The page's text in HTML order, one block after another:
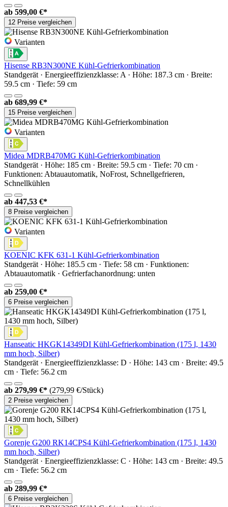
ab 599,00 €*
12 Preise vergleichen
Varianten
Hisense RB3N300NE Kühl-Gefrierkombination
Standgerät · Energieeffizienzklasse: A · Höhe: 187.3 cm · Breite:
59.5 cm · Tiefe: 59 cm
ab 689,99 €*
15 Preise vergleichen
Varianten
Midea MDRB470MG Kühl-Gefrierkombination
Standgerät · Höhe: 185 cm · Breite: 59.5 cm · Tiefe: 70 cm ·
Funktionen: Abtauautomatik, NoFrost, Schnellgefrieren,
Schnellkühlen
ab 447,53 €*
8 Preise vergleichen
Varianten
KOENIC KFK 631-1 Kühl-Gefrierkombination
Standgerät · Höhe: 185.5 cm · Tiefe: 58 cm · Funktionen:
Abtauautomatik · Gefrierfachanordnung: unten
ab 259,00 €*
6 Preise vergleichen
Hanseatic HKGK14349DI Kühl-Gefrierkombination (175 l, 1430
mm hoch, Silber)
Standgerät · Energieeffizienzklasse: D · Höhe: 143 cm · Breite: 49.5
cm · Tiefe: 56.2 cm
ab 279,99 €* (279,99 €/Stück)
2 Preise vergleichen
Gorenje G200 RK14CPS4 Kühl-Gefrierkombination (175 l, 1430
mm hoch, Silber)
Standgerät · Energieeffizienzklasse: C · Höhe: 143 cm · Breite: 49.5
cm · Tiefe: 56.2 cm
ab 289,99 €*
6 Preise vergleichen